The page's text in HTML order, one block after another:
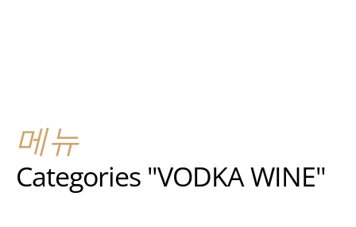
메뉴
Categories "VODKA WINE"